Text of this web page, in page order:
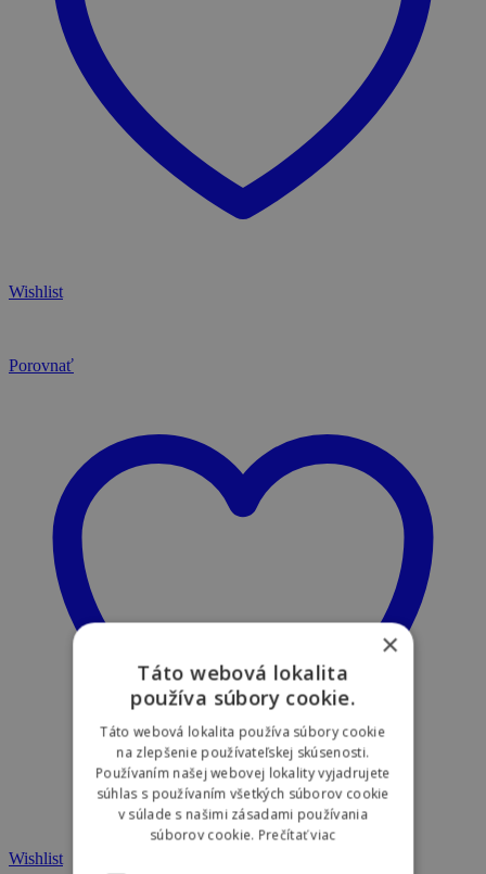
Wishlist
Porovnať
Wishlist
×
Táto webová lokalita
používa súbory cookie.
Táto webová lokalita používa súbory cookie
na zlepšenie používateľskej skúsenosti.
Používaním našej webovej lokality vyjadrujete
súhlas s používaním všetkých súborov cookie
v súlade s našimi zásadami používania
súborov cookie. Prečítať viac